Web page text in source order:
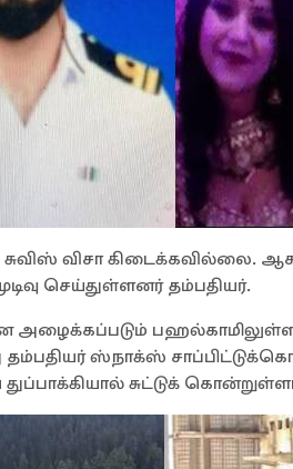
விசா கிடைக்கவில்லை.
செய்துள்ளனர் தம்பதியர்.
என அழைக்கப்படும்
தம்பதியர் ஸ்நாக்ஸ்
சுட்டுக்